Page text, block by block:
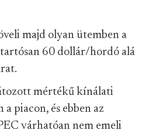
majd olyan ütemben a
60 dollár/hordó alá
mértékű kínálati
piacon, és ebben az
várhatóan nem emeli